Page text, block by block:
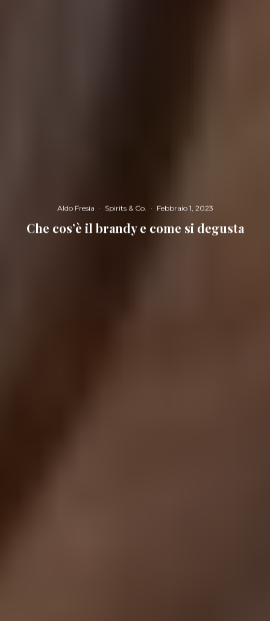
Aldo Fresia · Spirits & Co. · Febbraio 1, 2023
Che cos’è il brandy e come si degusta